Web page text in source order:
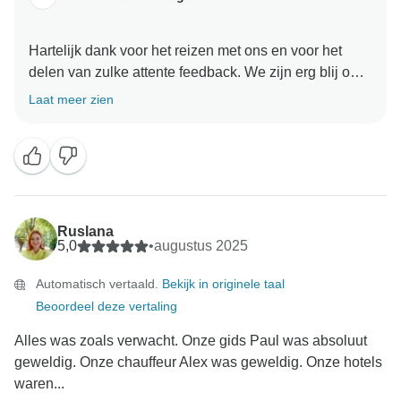
Hartelijk dank voor het reizen met ons en voor het
delen van zulke attente feedback. We zijn erg blij om
te horen dat je de rondreis een fantastische
geweldig om te weten dat de reisroute je heeft
geïnspireerd om bepaalde plaatsen verder te
verkennen, vooral Schotland. Uw vriendelijke
woorden over de Travel Director worden echt
gewaardeerd. We zijn erg blij dat haar
professionaliteit, aanpassingsvermogen en toewijding
ertoe hebben bijgedragen dat je ondanks de
onverwachte annuleringen en vertragingen toch van
zullen je complimenten zeker aan haar doorgeven.
Laat meer zien
Ruslana
5,0
•augustus 2025
Automatisch vertaald. Bekijk in originele taal
Beoordeel deze vertaling
Alles was zoals verwacht. Onze gids Paul was absoluut
geweldig. Onze chauffeur Alex was geweldig. Onze hotels
waren...